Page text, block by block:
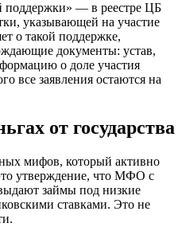
поддержки» — в реестре ЦБ
указывающей на участие
о такой поддержке,
документы: устав,
о доле участия
все заявления остаются на
от государства
мифов, который активно
утверждение, что МФО с
займы под низкие
ставками. Это не